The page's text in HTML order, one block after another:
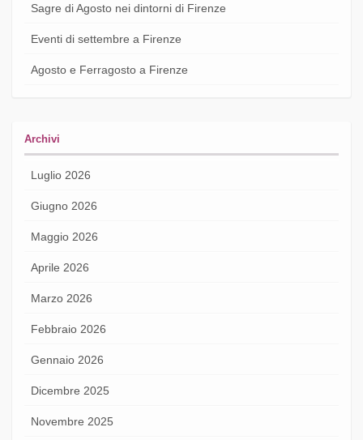
Sagre di Agosto nei dintorni di Firenze
Eventi di settembre a Firenze
Agosto e Ferragosto a Firenze
Archivi
Luglio 2026
Giugno 2026
Maggio 2026
Aprile 2026
Marzo 2026
Febbraio 2026
Gennaio 2026
Dicembre 2025
Novembre 2025